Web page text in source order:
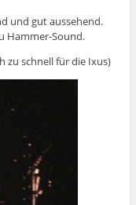
und gut aussehend.
Hammer-Sound.
zu schnell für die Ixus)